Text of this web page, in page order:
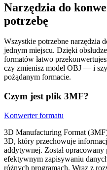
Narzędzia do
potrzebę
Wszystkie potrzebne narzędzia
jednym miejscu. Dzięki
formatów łatwo
czy zmienisz model OBJ — i
pożądanym formacie.
Czym jest plik 3MF?
Konwerter formatu
3D Manufacturing Format
3D, który przechowuje
addytywnej. Został
efektywnym zapisywaniu
różnych programach. Wraz z